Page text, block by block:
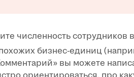
численность сотрудников
бизнес-единиц
вы можете